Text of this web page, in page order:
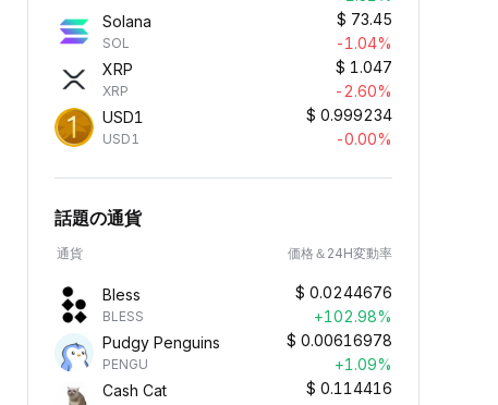
Solana
SOL
$ 73.45
-1.04%
XRP
XRP
$ 1.047
-2.60%
USD1
USD1
$ 0.999234
-0.00%
話題の通貨
通貨 価格＆24H変動率
Bless
BLESS
$ 0.0244676
+102.98%
Pudgy Penguins
PENGU
$ 0.00616978
+1.09%
Cash Cat
$ 0.114416